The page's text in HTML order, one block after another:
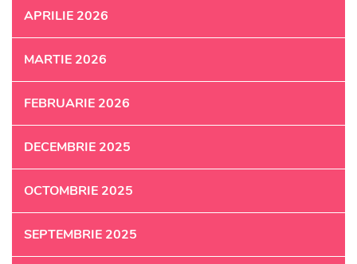
APRILIE 2026
MARTIE 2026
FEBRUARIE 2026
DECEMBRIE 2025
OCTOMBRIE 2025
SEPTEMBRIE 2025